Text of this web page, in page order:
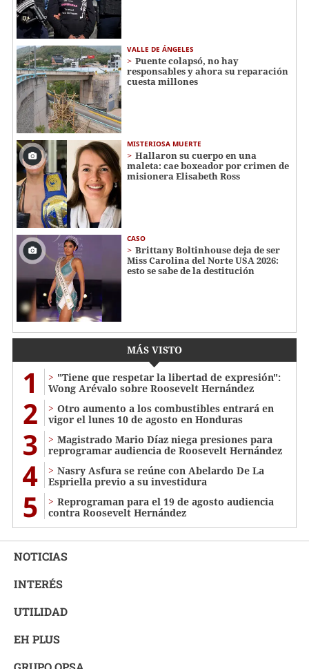
VALLE DE ÁNGELES
Puente colapsó, no hay
responsables y ahora su reparación
cuesta millones
MISTERIOSA MUERTE
Hallaron su cuerpo en una
maleta: cae boxeador por crimen de
misionera Elisabeth Ross
CASO
Brittany Boltinhouse deja de ser
Miss Carolina del Norte USA 2026:
esto se sabe de la destitución
MÁS VISTO
1
"Tiene que respetar la libertad de expresión":
Wong Arévalo sobre Roosevelt Hernández
2
Otro aumento a los combustibles entrará en
vigor el lunes 10 de agosto en Honduras
3
Magistrado Mario Díaz niega presiones para
reprogramar audiencia de Roosevelt Hernández
4
Nasry Asfura se reúne con Abelardo De La
Espriella previo a su investidura
5
Reprograman para el 19 de agosto audiencia
contra Roosevelt Hernández
NOTICIAS
INTERÉS
UTILIDAD
EH PLUS